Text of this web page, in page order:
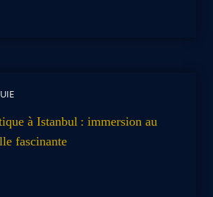
à Istanbul : immersion au
fascinante